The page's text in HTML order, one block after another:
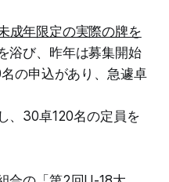
成年限定の実際の牌を
浴び、昨年は募集開始
の申込があり、急遽卓
、30卓120名の定員を